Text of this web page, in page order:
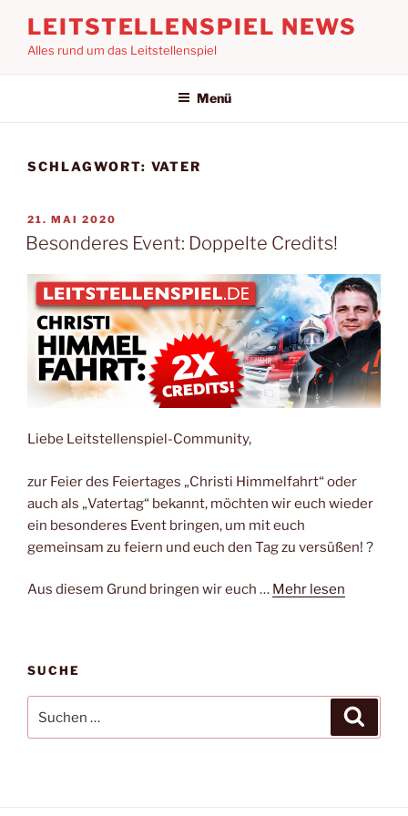
Inhalt
springen
LEITSTELLENSPIEL NEWS
Alles rund um das Leitstellenspiel
Menü
SCHLAGWORT: VATER
VERÖFFENTLICHT
AM
21. MAI 2020
Besonderes Event: Doppelte Credits!
Liebe Leitstellenspiel-Community,
zur Feier des Feiertages „Christi Himmelfahrt“ oder
auch als „Vatertag“ bekannt, möchten wir euch wieder
ein besonderes Event bringen, um mit euch
gemeinsam zu feiern und euch den Tag zu versüßen! ?
Aus diesem Grund bringen wir euch … Mehr lesen
SUCHE
nach: